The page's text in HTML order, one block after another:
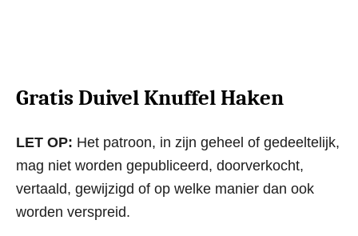
Gratis Duivel Knuffel Haken
LET OP: Het patroon, in zijn geheel of gedeeltelijk,
mag niet worden gepubliceerd, doorverkocht,
vertaald, gewijzigd of op welke manier dan ook
worden verspreid.